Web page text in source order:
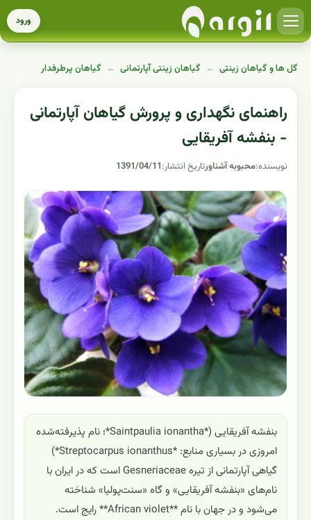
ورود
گل ها و گیاهان زینتی ← گیاهان زینتی آپارتمانی ← گیاهان پرطرفدار
راهنمای نگهداری و پرورش گیاهان آپارتمانی
- بنفشه آفریقایی
نویسنده:محبوبه آشناورتاریخ انتشار:1391/04/11
بنفشه آفریقایی (*Saintpaulia ionantha*؛ نام پذیرفته‌شده
امروزی در بسیاری منابع: *Streptocarpus ionanthus*)
گیاهی آپارتمانی از تیره Gesneriaceae است که در ایران با
نام‌های «بنفشه آفریقایی» و گاه «سنت‌پولیا» شناخته
می‌شود و در جهان با نام **African violet** رایج است.